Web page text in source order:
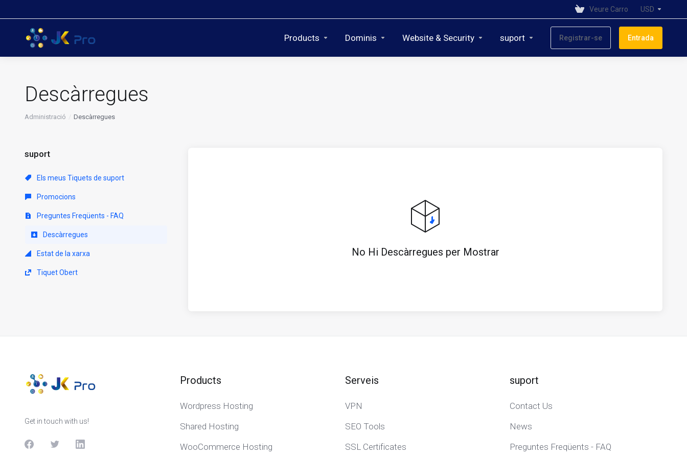
Veure Carro USD
Products Dominis Website & Security suport Registrar-se Entrada
Descàrregues
Administració Descàrregues
suport
Els meus Tiquets de suport
Promocions
Preguntes Freqüents - FAQ
Descàrregues
Estat de la xarxa
Tiquet Obert
No Hi Descàrregues per Mostrar
Get in touch with us!
Products
Wordpress Hosting
Shared Hosting
WooCommerce Hosting
Serveis
VPN
SEO Tools
SSL Certificates
suport
Contact Us
News
Preguntes Freqüents - FAQ